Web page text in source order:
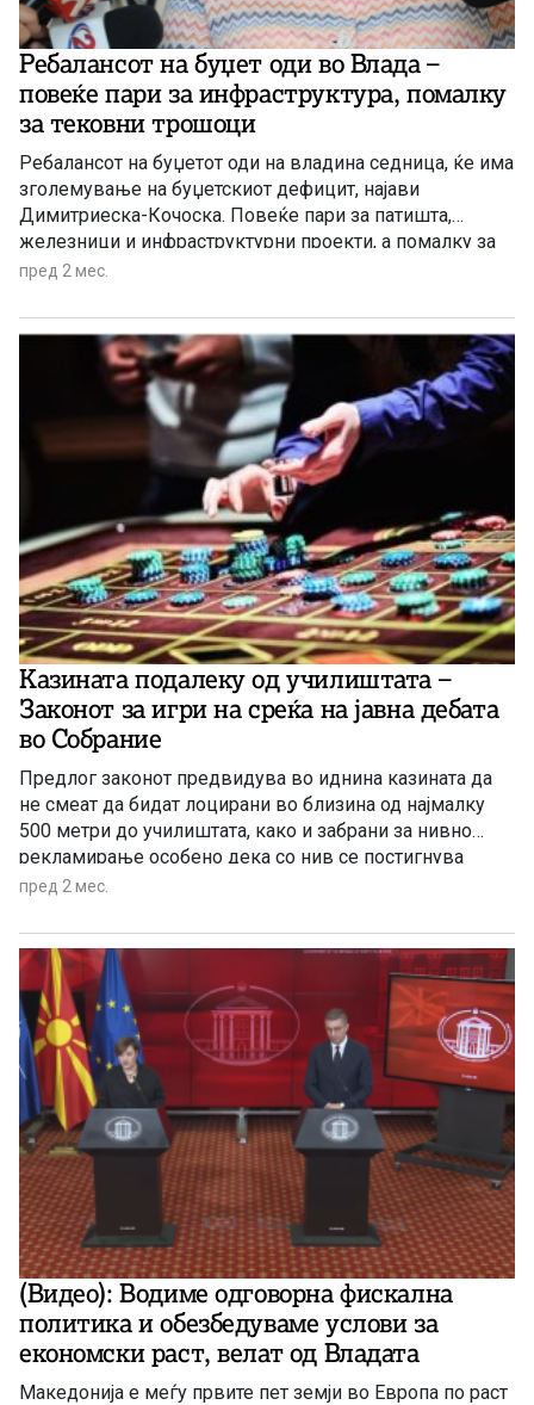
Ребалансот на буџет оди во Влада –
повеќе пари за инфраструктура, помалку
за тековни трошоци
Ребалансот на буџетот оди на владина седница, ќе има
зголемување на буџетскиот дефицит, најави
Димитриеска-Кочоска. Повеќе пари за патишта,
железници и инфраструктурни проекти, а помалку за
нови вработувања и тековни трошоци. Во Владата ќе
каса, а министерката за финансии уверува дека
повеќе пари ќе бидат насочени кон проекти што треба
да го поттикнат економскиот развој и да ја забрзаат
реализацијата на капиталните инвестиции.
пред 2 мес.
Казината подалеку од училиштата –
Законот за игри на среќа на јавна дебата
во Собрание
Предлог законот предвидува во иднина казината да
не смеат да бидат лоцирани во близина од најмалку
500 метри до училиштата, како и забрани за нивно
рекламирање особено дека со нив се постигнува
финансиски успех или пак кое е посебно насочено кон
пред 2 мес.
(Видео): Водиме одговорна фискална
политика и обезбедуваме услови за
економски раст, велат од Владата
Македонија е меѓу првите пет земји во Европа по раст